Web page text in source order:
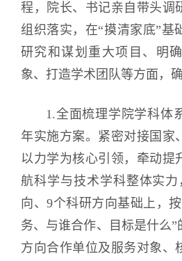
程，院长、书记亲自带头调
组织落实，在“摸清家底”基
研究和谋划重大项目、明
象、打造学术团队等方面，
1.全面梳理学院学科体
年实施方案。紧密对接国家
以力学为核心引领，牵动提
航科学与技术学科整体实
向、9个科研方向基础上，
务、与谁合作、目标是什么
方向合作单位及服务对象、